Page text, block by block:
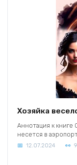
Хозяйка
Аннотация к книге
несется в
12.07.2024 9